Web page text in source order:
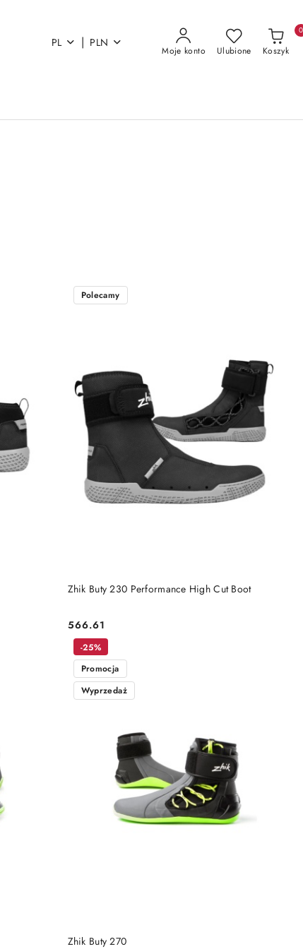
PL | PLN
Moje konto Ulubione Koszyk
0
Zhik Buty 230 Performance High Cut Boot
Cena:
566.61
Polecamy
DO KOSZYKA
Zhik Buty 270
-25%
Promocja
Wyprzedaż